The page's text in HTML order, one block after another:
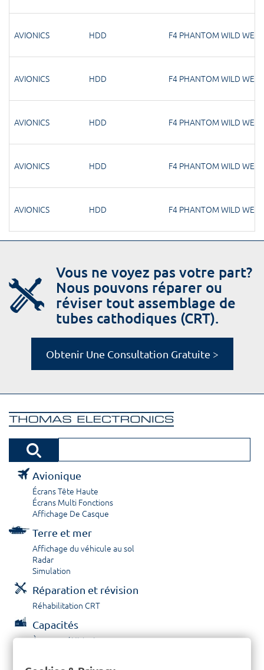
AVIONICS HDD F4 PHANTOM WILD
AVIONICS HDD F4 PHANTOM WILD
AVIONICS HDD F4 PHANTOM WILD
AVIONICS HDD F4 PHANTOM WILD
AVIONICS HDD F4 PHANTOM WILD
Vous ne voyez pas votre part?
Nous pouvons réparer ou
réviser tout assemblage de
tubes cathodiques (CRT).
Obtenir Une Consultation Gratuite >
Avionique
Écrans Tête Haute
Écrans Multi Fonctions
Affichage De Casque
Terre et mer
Affichage du véhicule au sol
Radar
Simulation
Réparation et révision
Réhabilitation CRT
Capacités
À propos / Historique